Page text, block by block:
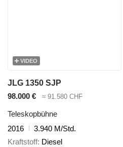
VIDEO
JLG 1350 SJP
98.000 €
≈ 91.580 CHF
Teleskopbühne
2016
3.940 M/Std.
Kraftstoff Diesel